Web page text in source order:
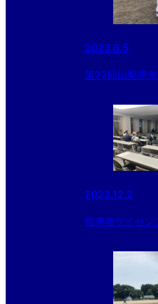
2023.6.5
第22回山梨県
2023.12.2
指導者ライセン